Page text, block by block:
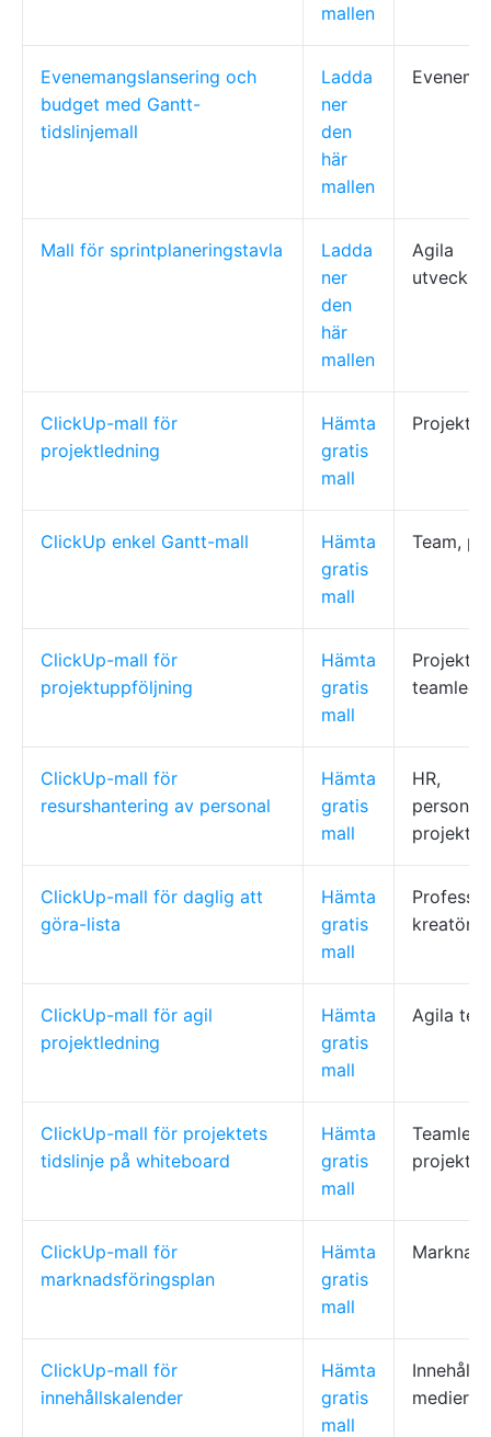
mallen
Evenemangslansering och
budget med Gantt-
tidslinjemall
Ladda
ner
den
här
mallen
Mall för sprintplaneringstavla
Ladda
ner
den
här
mallen
Agila
ClickUp-mall för
projektledning
Hämta
gratis
mall
ClickUp enkel Gantt-mall
Hämta
gratis
mall
Team,
ClickUp-mall för
projektuppföljning
Hämta
gratis
mall
ClickUp-mall för
resurshantering av personal
Hämta
gratis
mall
HR,
ClickUp-mall för daglig att
göra-lista
Hämta
gratis
mall
ClickUp-mall för agil
projektledning
Hämta
gratis
mall
Agila
ClickUp-mall för projektets
tidslinje på whiteboard
Hämta
gratis
mall
ClickUp-mall för
marknadsföringsplan
Hämta
gratis
mall
ClickUp-mall för
innehållskalender
Hämta
gratis
mall
Innehåll,
medier-